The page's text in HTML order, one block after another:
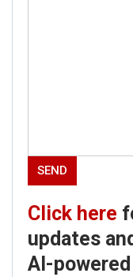
Click here
updates
AI-